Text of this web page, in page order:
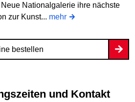
Nationalgalerie ihre nächste
zur Kunst... mehr
bestellen
und Kontakt